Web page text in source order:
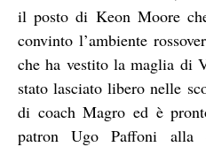
il posto di Keon Moore
convinto l’ambiente
che ha vestito la maglia di
stato lasciato libero nelle
di coach Magro ed è
patron Ugo Paffoni alla